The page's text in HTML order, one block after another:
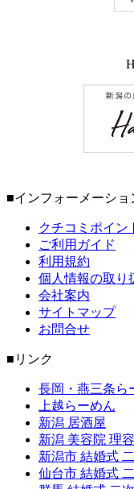
■インフォーメーショ
クチコミポイン
ご利用ガイド
利用規約
個人情報の取り
会社案内
サイトマップ
お問合せ
■リンク
長岡・燕三条ら
上越らーめん
新潟 居酒屋
新潟 美容院 理
新潟市 結婚式
仙台市 結婚式